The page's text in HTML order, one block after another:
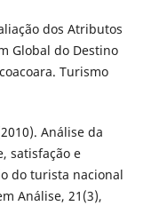
dos Atributos
Global do Destino
Turismo
Análise da
satisfação e
do turista nacional
Análise, 21(3),